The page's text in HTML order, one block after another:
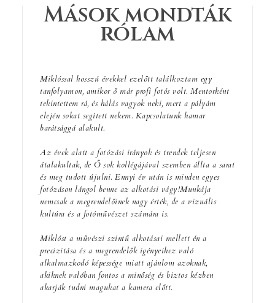
Mások mondták
rólam
Miklóssal hosszú évekkel ezelőtt találkoztam egy
tanfolyamon, amikor ő már profi fotós volt. Mentorként
tekintettem rá, és hálás vagyok neki, mert a pályám
elején sokat segített nekem. Kapcsolatunk hamar
barátsággá alakult.
Az évek alatt a fotózási irányok és trendek teljesen
átalakultak, de Ő sok kollégájával szemben állta a sarat
és meg tudott újulni. Ennyi év után is minden egyes
fotózáson lángol benne az alkotási vágy!Munkája
nemcsak a megrendelőinek nagy érték, de a vizuális
kultúra és a fotóművészet számára is.
Miklóst a művészi szintű alkotásai mellett én a
precizitása és a megrendelők igényeihez való
alkalmazkodó képessége miatt ajánlom azoknak,
akiknek valóban fontos a minőség és biztos kézben
akarják tudni magukat a kamera előtt.